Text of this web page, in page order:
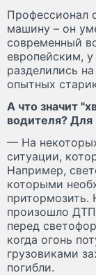
Профессионал
машину – он
современный
европейским, у
разделились
опытных
А что значит
водителя? Для
— На
ситуации,
Например,
которыми
притормозить.
произошло
перед
когда огонь
грузовиками
погибли.